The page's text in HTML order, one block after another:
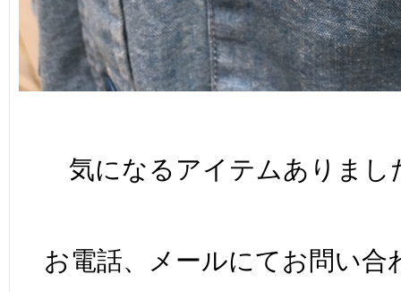
気になるアイテムありまし
お電話、メールにてお問い合